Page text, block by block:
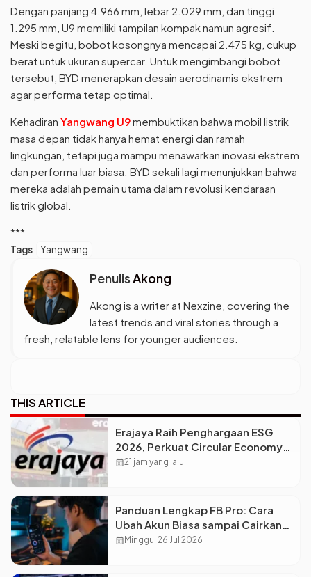
Dengan panjang 4.966 mm, lebar 2.029 mm, dan tinggi
1.295 mm, U9 memiliki tampilan kompak namun agresif.
Meski begitu, bobot kosongnya mencapai 2.475 kg, cukup
berat untuk ukuran supercar. Untuk mengimbangi bobot
tersebut, BYD menerapkan desain aerodinamis ekstrem
agar performa tetap optimal.
Kehadiran Yangwang U9membuktikan bahwa mobil listrik
masa depan tidak hanya hemat energi dan ramah
lingkungan, tetapi juga mampu menawarkan inovasi ekstrem
dan performa luar biasa. BYD sekali lagi menunjukkan bahwa
mereka adalah pemain utama dalam revolusi kendaraan
listrik global.
***
Tags Yangwang
PenulisAkong
Akong is a writer at Nexzine, covering the
latest trends and viral stories through a
fresh, relatable lens for younger audiences.
THIS ARTICLE
Erajaya Raih Penghargaan ESG
2026, Perkuat Circular Economy
Lewat Pengelolaan Limbah
calendar_month21 jam yang lalu
Panduan Lengkap FB Pro: Cara
Ubah Akun Biasa sampai Cairkan
Dolar ke Rekening
calendar_month Minggu, 26 Jul 2026